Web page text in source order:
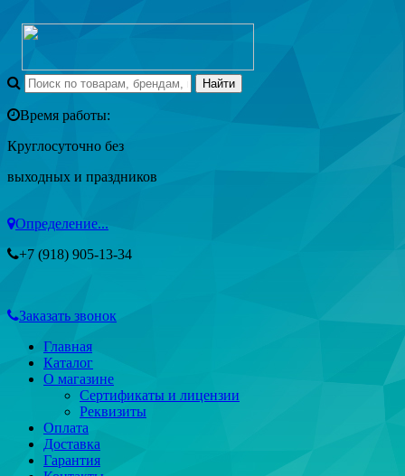
Время работы:
Круглосуточно без
выходных и праздников
Определение...
+7 (918) 905-13-34
Заказать звонок
Главная
Каталог
О магазине
Сертификаты и лицензии
Реквизиты
Оплата
Доставка
Гарантия